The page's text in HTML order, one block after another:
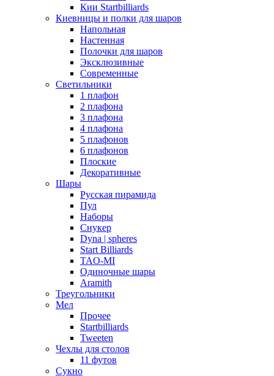
Кии Startbilliards
Киевницы и полки для шаров
Напольная
Настенная
Полочки для шаров
Эксклюзивные
Современные
Светильники
1 плафон
2 плафона
3 плафона
4 плафона
5 плафонов
6 плафонов
Плоские
Декоративные
Шары
Русская пирамида
Пул
Наборы
Снукер
Dyna | spheres
Start Billiards
TAO-MI
Одиночные шары
Aramith
Треугольники
Мел
Прочее
Startbilliards
Tweeten
Чехлы для столов
11 футов
Сукно